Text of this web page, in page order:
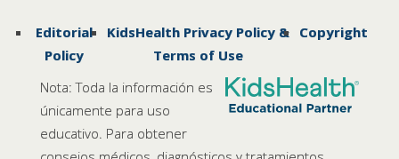
Editorial
Policy
KidsHealth Privacy Policy &
Terms of Use
Copyright
Nota: Toda la información es
únicamente para uso
educativo. Para obtener